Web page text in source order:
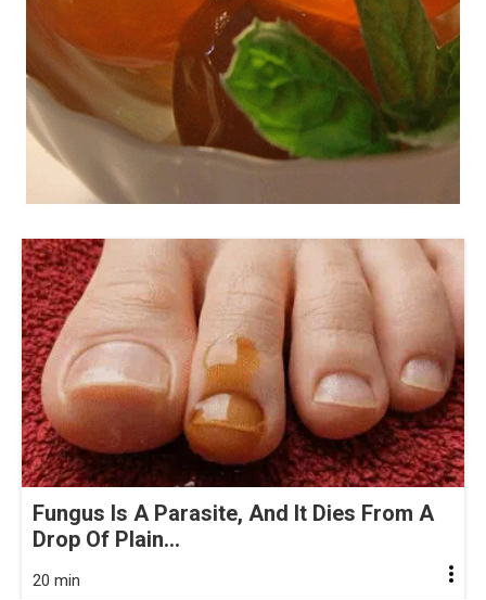
Fungus Is A Parasite, And It Dies From A
Drop Of Plain...
20 min